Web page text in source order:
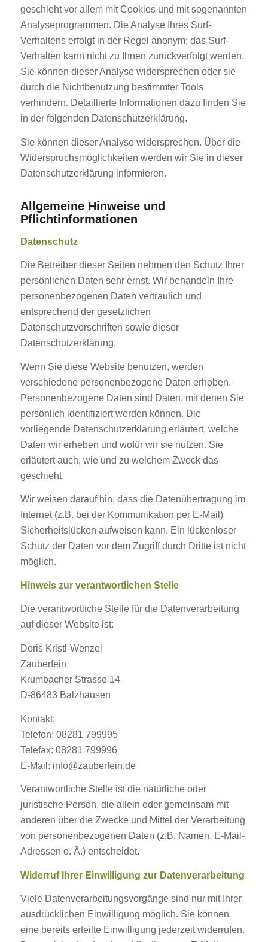
geschieht vor allem mit Cookies und mit sogenannten
Analyseprogrammen. Die Analyse Ihres Surf-
Verhaltens erfolgt in der Regel anonym; das Surf-
Verhalten kann nicht zu Ihnen zurückverfolgt werden.
Sie können dieser Analyse widersprechen oder sie
durch die Nichtbenutzung bestimmter Tools
verhindern. Detaillierte Informationen dazu finden Sie
in der folgenden Datenschutzerklärung.
Sie können dieser Analyse widersprechen. Über die
Widerspruchsmöglichkeiten werden wir Sie in dieser
Datenschutzerklärung informieren.
Allgemeine Hinweise und
Pflichtinformationen
Datenschutz
Die Betreiber dieser Seiten nehmen den Schutz Ihrer
persönlichen Daten sehr ernst. Wir behandeln Ihre
personenbezogenen Daten vertraulich und
entsprechend der gesetzlichen
Datenschutzvorschriften sowie dieser
Datenschutzerklärung.
Wenn Sie diese Website benutzen, werden
verschiedene personenbezogene Daten erhoben.
Personenbezogene Daten sind Daten, mit denen Sie
persönlich identifiziert werden können. Die
vorliegende Datenschutzerklärung erläutert, welche
Daten wir erheben und wofür wir sie nutzen. Sie
erläutert auch, wie und zu welchem Zweck das
geschieht.
Wir weisen darauf hin, dass die Datenübertragung im
Internet (z.B. bei der Kommunikation per E-Mail)
Sicherheitslücken aufweisen kann. Ein lückenloser
Schutz der Daten vor dem Zugriff durch Dritte ist nicht
möglich.
Hinweis zur verantwortlichen Stelle
Die verantwortliche Stelle für die Datenverarbeitung
auf dieser Website ist:
Doris Kristl-Wenzel
Zauberfein
Krumbacher Strasse 14
D-86483 Balzhausen
Kontakt:
Telefon: 08281 799995
Telefax: 08281 799996
E-Mail: info@zauberfein.de
Verantwortliche Stelle ist die natürliche oder
juristische Person, die allein oder gemeinsam mit
anderen über die Zwecke und Mittel der Verarbeitung
von personenbezogenen Daten (z.B. Namen, E-Mail-
Adressen o. Ä.) entscheidet.
Widerruf Ihrer Einwilligung zur Datenverarbeitung
Viele Datenverarbeitungsvorgänge sind nur mit Ihrer
ausdrücklichen Einwilligung möglich. Sie können
eine bereits erteilte Einwilligung jederzeit widerrufen.